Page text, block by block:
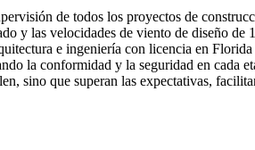
de todos los proyectos de
y las velocidades de viento de diseño de
e ingeniería con licencia en
la conformidad y la seguridad en cada
sino que superan las expectativas,